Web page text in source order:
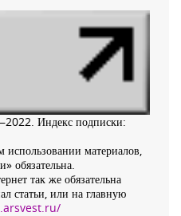
Индекс подписки:
материалов,
обязательна.
так же обязательна
статьи, или на главную